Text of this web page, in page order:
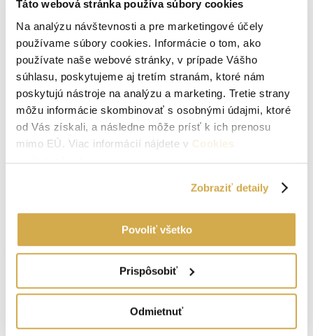
Táto webová stránka používa súbory cookies
Na analýzu návštevnosti a pre marketingové účely
používame súbory cookies. Informácie o tom, ako
používate naše webové stránky, v prípade Vášho
súhlasu, poskytujeme aj tretím stranám, ktoré nám
poskytujú nástroje na analýzu a marketing. Tretie strany
môžu informácie skombinovať s osobnými údajmi, ktoré
od Vás získali, a následne môže prísť k ich prenosu
mimo EÚ. Viac informácií nájdete v Cookies
podmienkach.
Zobraziť detaily
Povoliť všetko
Prispôsobiť
Odmietnuť
Lokalita:Dojč
Počet izieb:
4
Podpivničený:Nie
Príjazdová cesta:asfaltová
Vodovod:na pozemku
Kanalizácia:neuvedené
Okná:Plastové okná
Skolaudovaný v roku:2021